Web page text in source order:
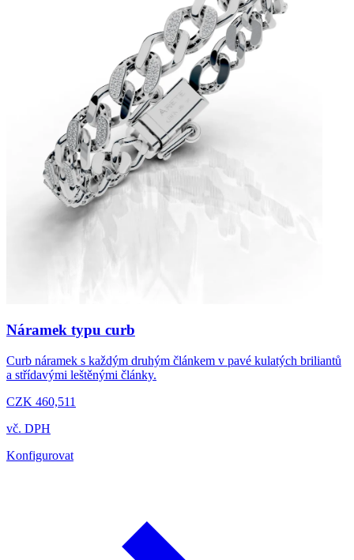
Náramek typu curb
Curb náramek s každým druhým článkem v pavé kulatých briliantů
a střídavými leštěnými články.
CZK 460,511
vč. DPH
Konfigurovat